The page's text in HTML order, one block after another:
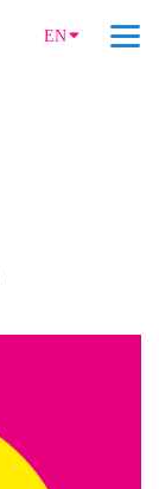
EN